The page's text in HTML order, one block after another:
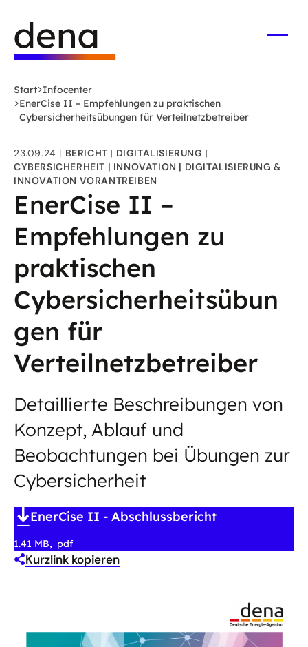
Hauptinhalt
springen
Deutsche
Energie-
Agentur
-
zur
Start Infocenter
EnerCise II – Empfehlungen zu praktischen
Cybersicherheitsübungen für Verteilnetzbetreiber
23.09.24 BERICHT
DIGITALISIERUNG
CYBERSICHERHEIT
INNOVATION
DIGITALISIERUNG &
INNOVATION VORANTREIBEN
EnerCise II –
Empfehlungen zu
praktischen
Cybersicherheitsübun
gen für
Verteilnetzbetreiber
Detaillierte Beschreibungen von
Konzept, Ablauf und
Beobachtungen bei Übungen zur
Cybersicherheit
EnerCise II - Abschlussbericht
1.41 MB pdf
Kurzlink kopieren